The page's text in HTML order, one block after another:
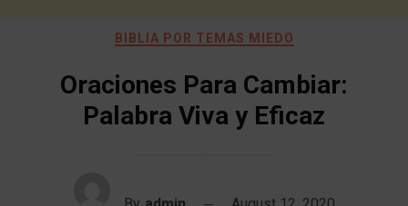
BIBLIA POR TEMAS MIEDO
Oraciones Para Cambiar:
Palabra Viva y Eficaz